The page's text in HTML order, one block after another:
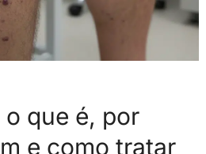
que é, por
e como tratar